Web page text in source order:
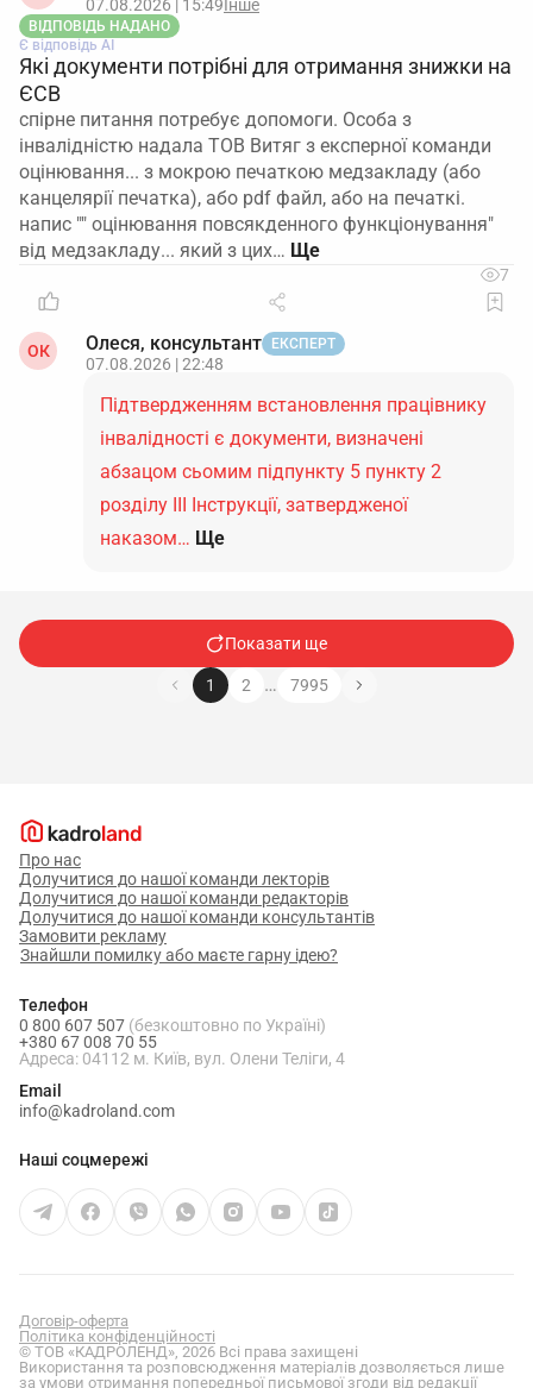
07.08.2026 | 15:49Інше
ВІДПОВІДЬ НАДАНО
Є відповідь АІ
Які документи потрібні для отримання знижки на
ЄСВ
спірне питання потребує допомоги. Особа з
інвалідністю надала ТОВ Витяг з експерної команди
оцінювання... з мокрою печаткою медзакладу (або
канцелярії печатка), або pdf файл, або на печаткі.
напис "" оцінювання повсякденного функціонування"
від медзакладу... який з цих…
7
ОК Олеся, консультант ЕКСПЕРТ
07.08.2026 | 22:48
Підтвердженням встановлення працівнику
інвалідності є документи, визначені
абзацом сьомим підпункту 5 пункту 2
розділу ІІІ Інструкції, затвердженої
наказом… Ще
Показати ще
1 2 … 7995
Про нас
Долучитися до нашої команди лекторів
Долучитися до нашої команди редакторів
Долучитися до нашої команди консультантів
Замовити рекламу
Знайшли помилку або маєте гарну ідею?
Телефон
0 800 607 507 (безкоштовно по Україні)
+380 67 008 70 55
Адреса: 04112 м. Київ, вул. Олени Теліги, 4
Email
info@kadroland.com
Наші соцмережі
Договір-оферта
Політика конфіденційності
© ТОВ «КАДРОЛЕНД», 2026 Всі права захищені
Використання та розповсюдження матеріалів дозволяється лише
за умови отримання попередньої письмової згоди від редакції